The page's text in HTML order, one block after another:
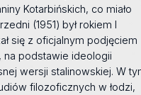
Kotarbińskich, co miało
(1951) był rokiem I
się z oficjalnym podjęciem
na podstawie ideologii
wersji stalinowskiej. W
filozoficznych w łodzi,